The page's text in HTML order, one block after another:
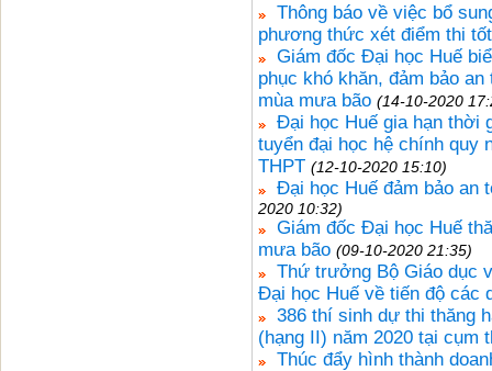
Thông báo về việc bổ
phương thức xét điểm thi
Giám đốc Đại học Huế
phục khó khăn, đảm bảo
mùa mưa bão (14-10-2020
Đại học Huế gia hạn thời
tuyển đại học hệ chính quy
THPT (12-10-2020 15:10)
Đại học Huế đảm bảo an
2020 10:32)
Giám đốc Đại học Huế
mưa bão (09-10-2020 21:35)
Thứ trưởng Bộ Giáo dục
Đại học Huế về tiến độ các
386 thí sinh dự thi thăng
(hạng II) năm 2020 tại cụm
Thúc đẩy hình thành